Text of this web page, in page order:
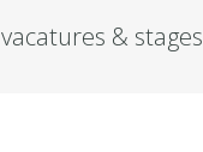
vacatures & stages